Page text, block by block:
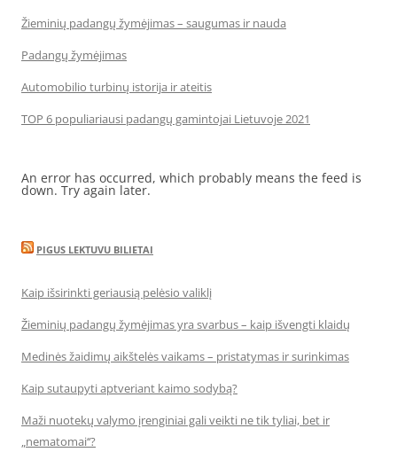
Žieminių padangų žymėjimas – saugumas ir nauda
Padangų žymėjimas
Automobilio turbinų istorija ir ateitis
TOP 6 populiariausi padangų gamintojai Lietuvoje 2021
An error has occurred, which probably means the feed is
down. Try again later.
PIGUS LEKTUVU BILIETAI
Kaip išsirinkti geriausią pelėsio valiklį
Žieminių padangų žymėjimas yra svarbus – kaip išvengti klaidų
Medinės žaidimų aikštelės vaikams – pristatymas ir surinkimas
Kaip sutaupyti aptveriant kaimo sodybą?
Maži nuotekų valymo įrenginiai gali veikti ne tik tyliai, bet ir
„nematomai‘‘?